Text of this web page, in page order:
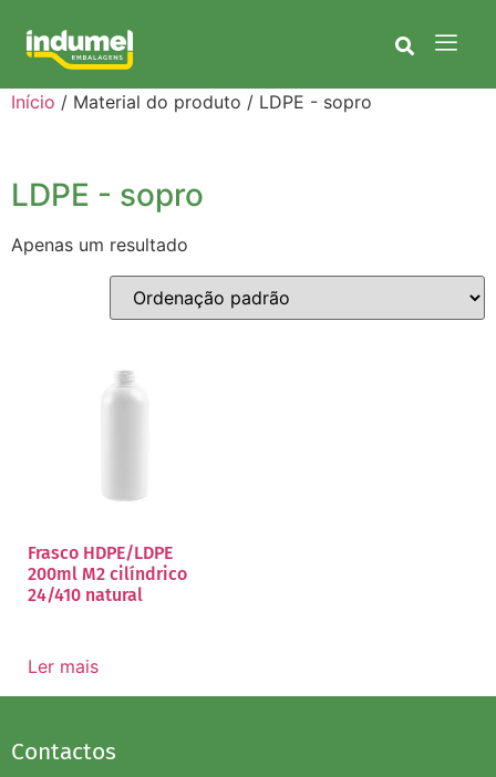
Início / Material do produto / LDPE - sopro
LDPE - sopro
Apenas um resultado
Frasco HDPE/LDPE
200ml M2 cilíndrico
24/410 natural
Ler mais
Contactos